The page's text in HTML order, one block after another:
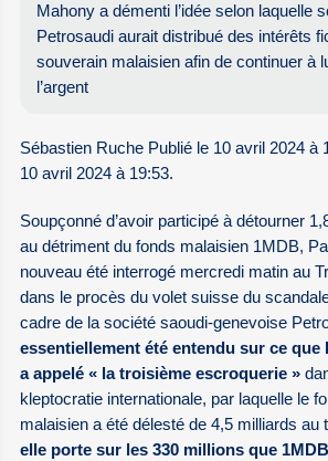
Mahony a démenti l’idée selon laquelle
Petrosaudi aurait distribué des intérêts
souverain malaisien afin de continuer à
l’argent
Sébastien Ruche Publié le 10 avril 2024 à
10 avril 2024 à 19:53.
Soupçonné d’avoir participé à détourner
au détriment du fonds malaisien 1MDB,
nouveau été interrogé mercredi matin au
dans le procès du volet suisse du
cadre de la société saoudi-genevoise
essentiellement été entendu sur ce
a appelé « la troisième escroquerie »
kleptocratie internationale, par laquelle le
malaisien a été délesté de 4,5 milliards au
elle porte sur les 330 millions que